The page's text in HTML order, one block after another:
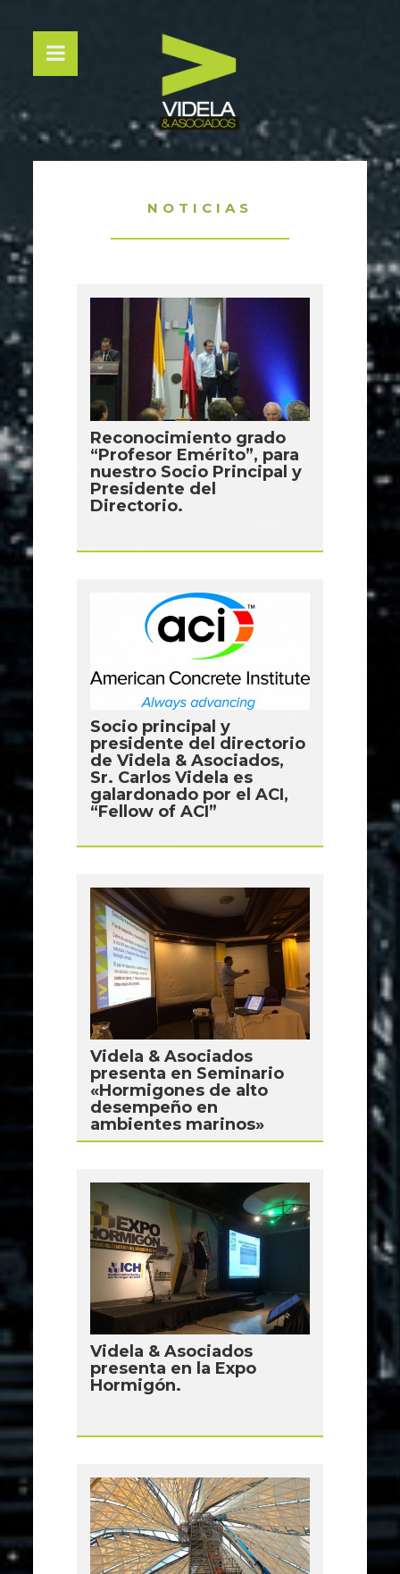
NOTICIAS
Reconocimiento grado
“Profesor Emérito”, para
nuestro Socio Principal y
Presidente del
Directorio.
Socio principal y
presidente del directorio
de Videla & Asociados,
Sr. Carlos Videla es
galardonado por el ACI,
“Fellow of ACI”
Videla & Asociados
presenta en Seminario
«Hormigones de alto
desempeño en
ambientes marinos»
Videla & Asociados
presenta en la Expo
Hormigón.